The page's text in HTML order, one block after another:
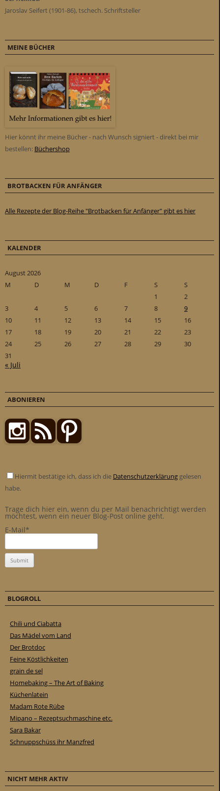
Jaroslav Seifert (1901-86), tschech. Schriftsteller
MEINE BÜCHER
Hier könnt ihr meine Bücher - nach Wunsch signiert - direkt bei mir
bestellen: Büchershop
BROTBACKEN FÜR ANFÄNGER
Alle Rezepte der Blog-Reihe "Brotbacken für Anfänger" gibt es hier
KALENDER
August 2026
M
D M D F S
S
1
2
3
4 5 6 7 8
9
10
11 12 13 14 15
16
17
18 19 20 21 22
23
24
25 26 27 28 29
30
31
« Juli
ABONIEREN
Hiermit bestätige ich, dass ich die Datenschutzerklärung gelesen
habe.
Trage dich hier ein, wenn du per Mail benachrichtigt werden
möchtest, wenn ein neuer Blog-Post online geht.
E-Mail*
BLOGROLL
Chili und Ciabatta
Das Mädel vom Land
Der Brotdoc
Feine Köstlichkeiten
grain de sel
Homebaking – The Art of Baking
Küchenlatein
Madam Rote Rübe
Mipano – Rezeptsuchmaschine etc.
Sara Bakar
Schnuppschüss ihr Manzfred
NICHT MEHR AKTIV